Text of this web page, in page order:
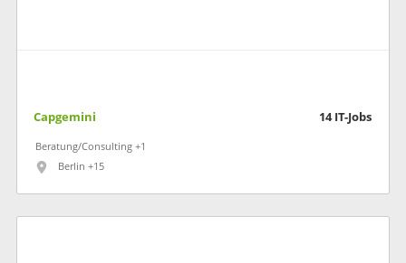
Capgemini 14 IT-Jobs
Beratung/Consulting +1
Berlin +15